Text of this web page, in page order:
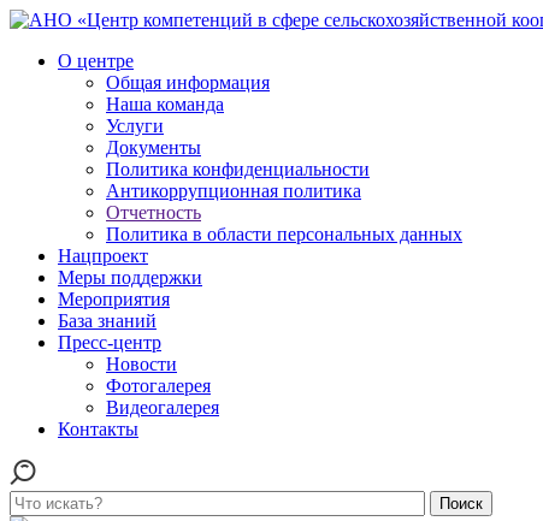
О центре
Общая информация
Наша команда
Услуги
Документы
Политика конфиденциальности
Антикоррупционная политика
Отчетность
Политика в области персональных данных
Нацпроект
Меры поддержки
Мероприятия
База знаний
Пресс-центр
Новости
Фотогалерея
Видеогалерея
Контакты
Поиск